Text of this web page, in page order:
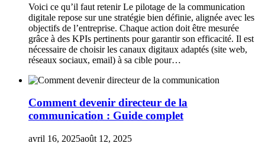
Voici ce qu’il faut retenir Le pilotage de la communication
digitale repose sur une stratégie bien définie, alignée avec les
objectifs de l’entreprise. Chaque action doit être mesurée
grâce à des KPIs pertinents pour garantir son efficacité. Il est
nécessaire de choisir les canaux digitaux adaptés (site web,
réseaux sociaux, email) à sa cible pour…
Comment devenir directeur de la
communication : Guide complet
avril 16, 2025août 12, 2025